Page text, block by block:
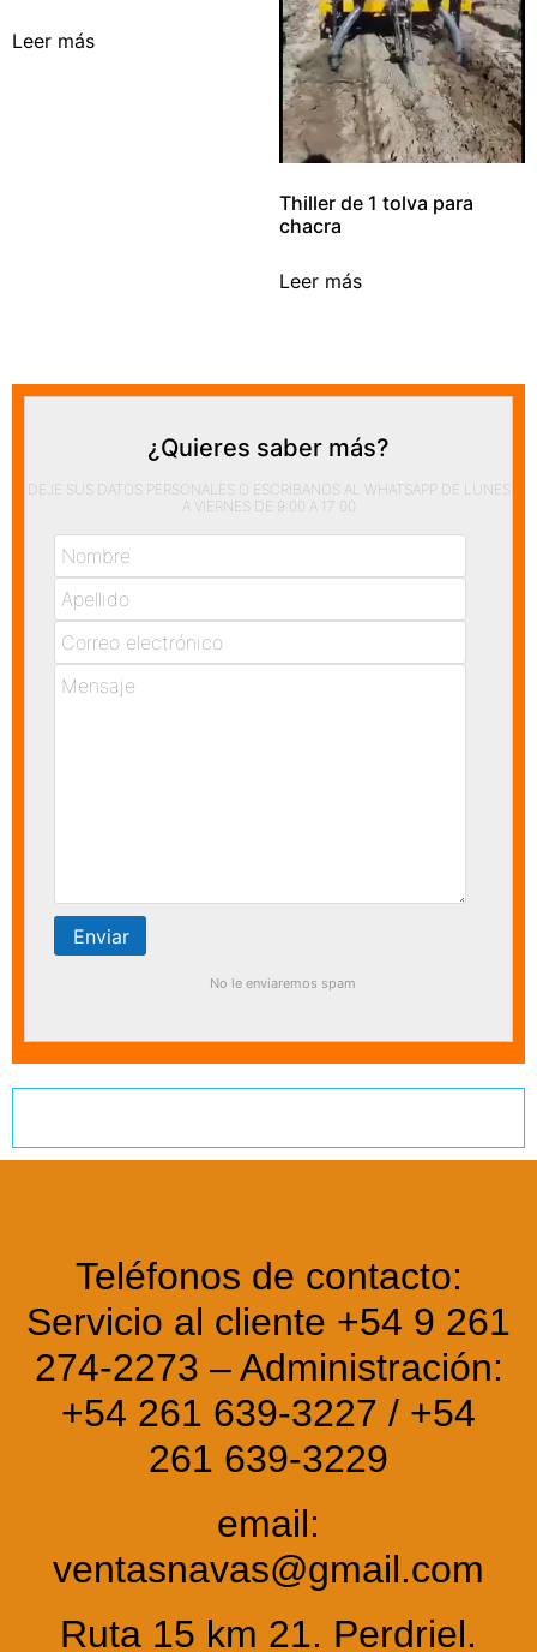
Leer más
Thiller de 1 tolva para
chacra
Leer más
¿Quieres saber más?
DEJE SUS DATOS PERSONALES O ESCRIBANOS AL WHATSAPP DE LUNES
A VIERNES DE 9:00 A 17:00
No le enviaremos spam
Teléfonos de contacto:
Servicio al cliente +54 9 261
274-2273 – Administración:
+54 261 639-3227 / +54
261 639-3229
email:
ventasnavas@gmail.com
Ruta 15 km 21. Perdriel.